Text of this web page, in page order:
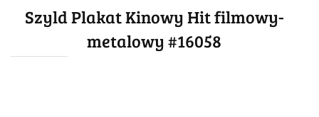
Szyld Plakat Kinowy Hit filmowy-
metalowy #16058